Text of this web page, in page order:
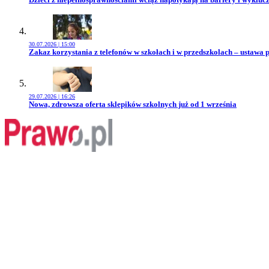
30.07.2026 | 15:00
Przejdź do artykułu:
Zakaz korzystania z telefonów w szkołach i w przedszkolach – ustawa
29.07.2026 | 16:26
Przejdź do artykułu:
Nowa, zdrowsza oferta sklepików szkolnych już od 1 września